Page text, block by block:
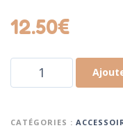
12.50€
CATÉGORIES :